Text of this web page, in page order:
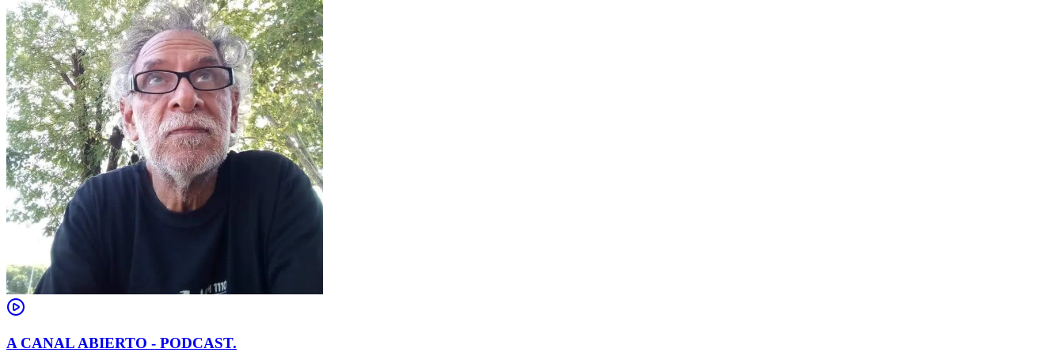
A CANAL ABIERTO - PODCAST.